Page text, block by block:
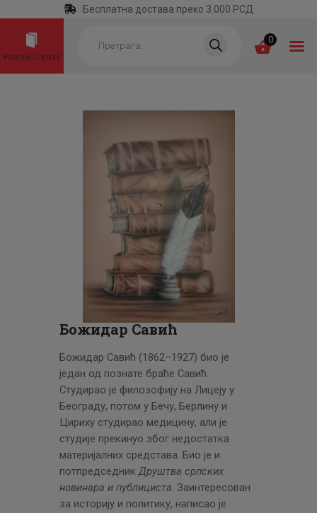
Бесплатна достава преко 3.000 РСД
search 0
КАТЕГОРИЈЕ
НАЈПРОДАВАНИЈЕ
НОВЕ КЊИГЕ
ОТРГНУТО ОД
ЗАБОРАВА
АУТОРИ
АКТУЕЛНОСТИ
ЦЕНОВНИК
Божидар Савић
Божидар Савић (1862–1927) био је
један од познате браће Савић.
Студирао је филозофију на Лицеју у
Београду, потом у Бечу, Берлину и
Цириху студирао медицину, али је
студије прекинуо због недостатка
материјалних средстава. Био је и
потпредседник Друштва српских
новинара и публициста. Заинтересован
за историју и политику, написао је